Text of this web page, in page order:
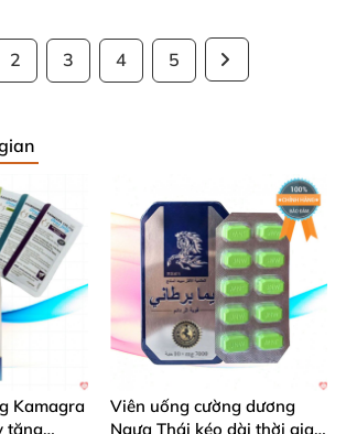
2 3 4 5
Kamagra
tăng
Viên uống cường dương
Ngựa Thái kéo dài thời gian